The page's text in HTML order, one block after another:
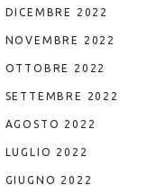
DICEMBRE 2022
NOVEMBRE 2022
OTTOBRE 2022
SETTEMBRE 2022
AGOSTO 2022
LUGLIO 2022
GIUGNO 2022